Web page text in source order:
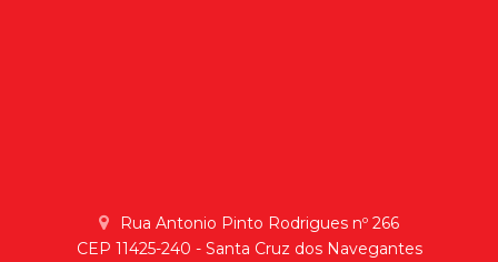
Rua Antonio Pinto Rodrigues nº 266
CEP 11425-240 - Santa Cruz dos Navegantes